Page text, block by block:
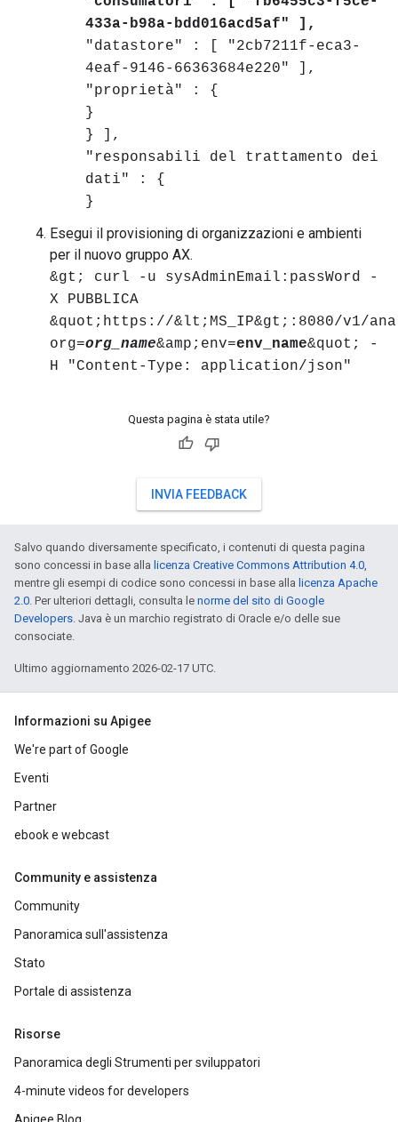
433a-b98a-bdd016acd5af" ],
"datastore" : [ "2cb7211f-eca3-
4eaf-9146-66363684e220" ],
"proprietà" : {
}
} ],
"responsabili del trattamento dei
dati" : {
}
Esegui il provisioning di organizzazioni e ambienti
per il nuovo gruppo AX.
&gt; curl -u sysAdminEmail:passWord -
X PUBBLICA
&quot;https://&lt;MS_IP&gt;:8080/v1/
org=org_name&amp;env=env_name&quot; -
H "Content-Type: application/json"
Questa pagina è stata utile?
INVIA FEEDBACK
Salvo quando diversamente specificato, i contenuti di questa pagina
sono concessi in base alla licenza Creative Commons Attribution 4.0,
mentre gli esempi di codice sono concessi in base alla licenza Apache
2.0. Per ulteriori dettagli, consulta le norme del sito di Google
Developers. Java è un marchio registrato di Oracle e/o delle sue
consociate.
Ultimo aggiornamento 2026-02-17 UTC.
Informazioni su Apigee
We're part of Google
Eventi
Partner
ebook e webcast
Community e assistenza
Community
Panoramica sull'assistenza
Stato
Portale di assistenza
Risorse
Panoramica degli Strumenti per sviluppatori
4-minute videos for developers